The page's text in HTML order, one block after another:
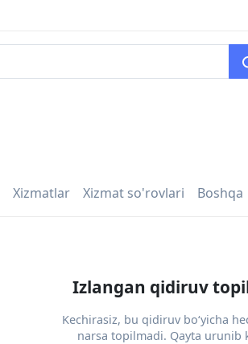
Xizmatlar Xizmat so'rovlari Boshqa
Izlangan qidiruv
Kechirasiz, bu qidiruv bo‘yicha
narsa topilmadi. Qayta urunib